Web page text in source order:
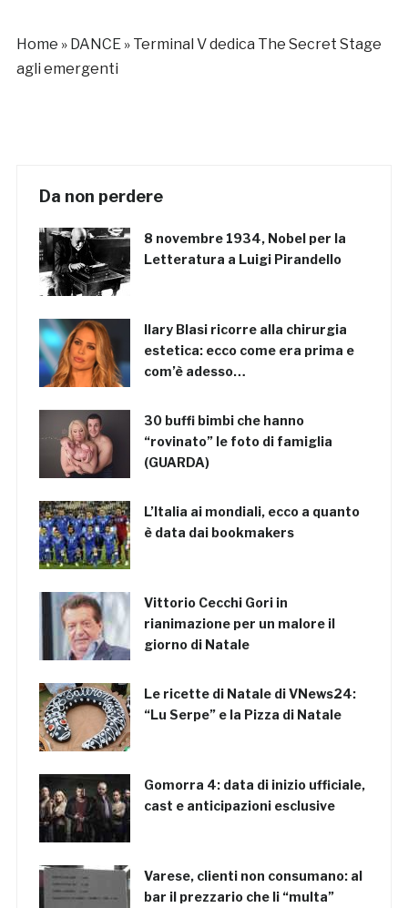
Home » DANCE » Terminal V dedica The Secret Stage
agli emergenti
Da non perdere
8 novembre 1934, Nobel per la
Letteratura a Luigi Pirandello
Ilary Blasi ricorre alla chirurgia
estetica: ecco come era prima e
com’è adesso…
30 buffi bimbi che hanno
“rovinato” le foto di famiglia
(GUARDA)
L’Italia ai mondiali, ecco a quanto
è data dai bookmakers
Vittorio Cecchi Gori in
rianimazione per un malore il
giorno di Natale
Le ricette di Natale di VNews24:
“Lu Serpe” e la Pizza di Natale
Gomorra 4: data di inizio ufficiale,
cast e anticipazioni esclusive
Varese, clienti non consumano: al
bar il prezzario che li “multa”